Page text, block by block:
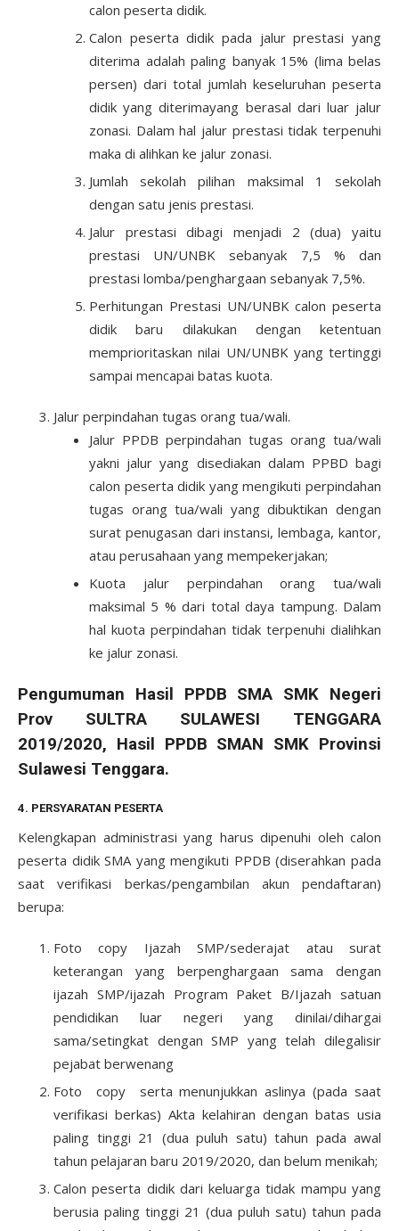
calon peserta didik.
Calon peserta didik pada jalur prestasi yang
diterima adalah paling banyak 15% (lima belas
persen) dari total jumlah keseluruhan peserta
didik yang diterimayang berasal dari luar jalur
zonasi. Dalam hal jalur prestasi tidak terpenuhi
maka di alihkan ke jalur zonasi.
Jumlah sekolah pilihan maksimal 1 sekolah
dengan satu jenis prestasi.
Jalur prestasi dibagi menjadi 2 (dua) yaitu
prestasi UN/UNBK sebanyak 7,5 % dan
prestasi lomba/penghargaan sebanyak 7,5%.
Perhitungan Prestasi UN/UNBK calon peserta
didik baru dilakukan dengan ketentuan
memprioritaskan nilai UN/UNBK yang tertinggi
sampai mencapai batas kuota.
Jalur perpindahan tugas orang tua/wali.
Jalur PPDB perpindahan tugas orang tua/wali
yakni jalur yang disediakan dalam PPBD bagi
calon peserta didik yang mengikuti perpindahan
tugas orang tua/wali yang dibuktikan dengan
surat penugasan dari instansi, lembaga, kantor,
atau perusahaan yang mempekerjakan;
Kuota jalur perpindahan orang tua/wali
maksimal 5 % dari total daya tampung. Dalam
hal kuota perpindahan tidak terpenuhi dialihkan
ke jalur zonasi.
Pengumuman Hasil PPDB SMA SMK Negeri
Prov SULTRA SULAWESI TENGGARA
2019/2020, Hasil PPDB SMAN SMK Provinsi
Sulawesi Tenggara.
4. PERSYARATAN PESERTA
Kelengkapan administrasi yang harus dipenuhi oleh calon
peserta didik SMA yang mengikuti PPDB (diserahkan pada
saat verifikasi berkas/pengambilan akun pendaftaran)
berupa:
Foto copy Ijazah SMP/sederajat atau surat
keterangan yang berpenghargaan sama dengan
ijazah SMP/ijazah Program Paket B/Ijazah satuan
pendidikan luar negeri yang dinilai/dihargai
sama/setingkat dengan SMP yang telah dilegalisir
pejabat berwenang
Foto copy serta menunjukkan aslinya (pada saat
verifikasi berkas) Akta kelahiran dengan batas usia
paling tinggi 21 (dua puluh satu) tahun pada awal
tahun pelajaran baru 2019/2020, dan belum menikah;
Calon peserta didik dari keluarga tidak mampu yang
berusia paling tinggi 21 (dua puluh satu) tahun pada